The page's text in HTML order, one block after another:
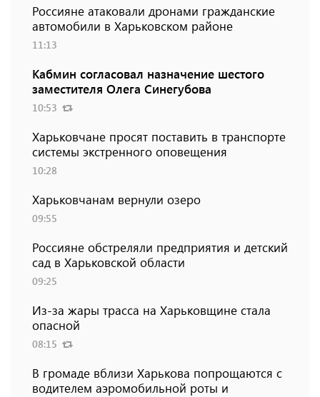
Россияне атаковали дронами гражданские
автомобили в Харьковском районе
11:13
Кабмин согласовал назначение шестого
заместителя Олега Синегубова
10:53
Харьковчане просят поставить в транспорте
системы экстренного оповещения
10:28
Харьковчанам вернули озеро
09:55
Россияне обстреляли предприятия и детский
сад в Харьковской области
09:25
Из-за жары трасса на Харьковщине стала
опасной
08:15
В громаде вблизи Харькова попрощаются с
водителем аэромобильной роты и